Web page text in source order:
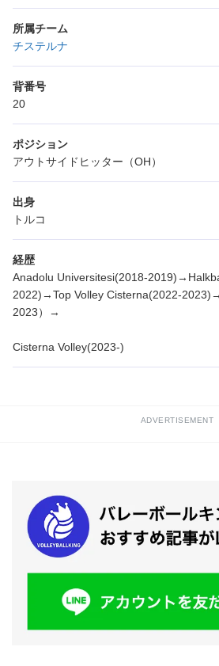
所属チーム
チステルナ
背番号
20
ポジション
アウトサイドヒッター（OH）
出身
トルコ
経歴
Anadolu Universitesi(2018-
2022)→Top Volley Cisterna(2022-
2023）→
Cisterna Volley(2023-)
ADVERTISEMENT